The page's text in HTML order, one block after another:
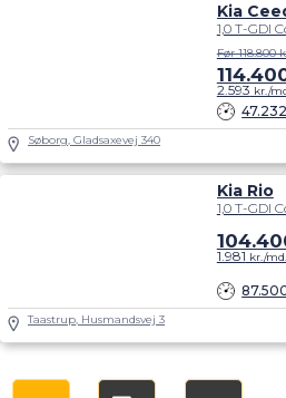
Kia
1,0 T-GDI
Før 118.800
2.593 kr./
Søborg, Gladsaxevej 340
Kia Rio
1,0 T-GDI
1.981 kr./md.
Taastrup, Husmandsvej 3